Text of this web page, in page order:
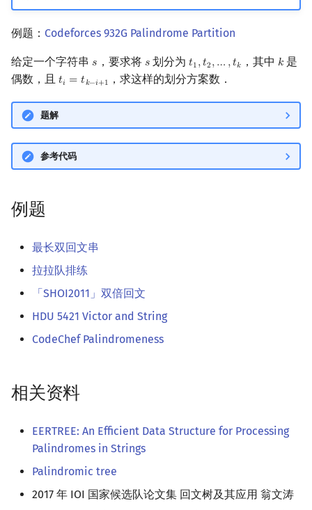
例题： Codeforces 932G Palindrome Partition
给定一个字符串 𝑠
s ，要求将 𝑠
s 划分为 𝑡1,𝑡2,… ,𝑡𝑘
t1,t2,…,t k ，其中 𝑘
k 是
偶数，且 𝑡𝑖 = 𝑡𝑘−𝑖+1
ti =tk −i+1 ，求这样的划分方案数．
题解
参考代码
例题
最长双回文串
拉拉队排练
「SHOI2011」双倍回文
HDU 5421 Victor and String
CodeChef Palindromeness
相关资料
EERTREE: An Efficient Data Structure for Processing
Palindromes in Strings
Palindromic tree
2017 年 IOI 国家候选队论文集 回文树及其应用 翁文涛